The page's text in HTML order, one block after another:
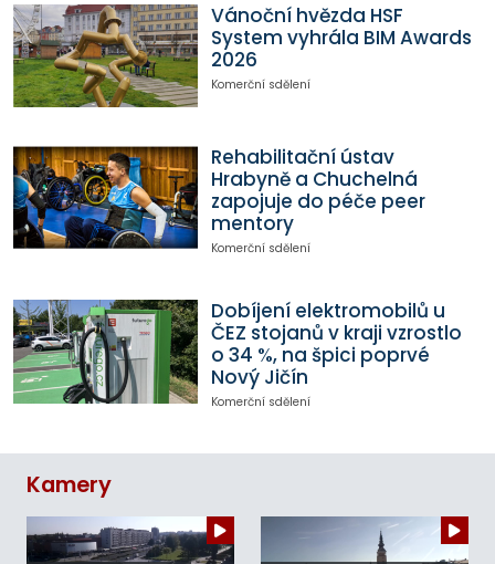
Vánoční hvězda HSF
System vyhrála BIM Awards
2026
Komerční sdělení
Rehabilitační ústav
Hrabyně a Chuchelná
zapojuje do péče peer
mentory
Komerční sdělení
Dobíjení elektromobilů u
ČEZ stojanů v kraji vzrostlo
o 34 %, na špici poprvé
Nový Jičín
Komerční sdělení
Kamery